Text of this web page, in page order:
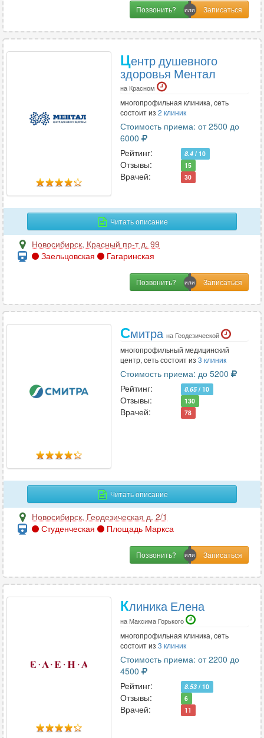
Позвонить?
Центр душевного
здоровья Ментал
на Красном
многопрофильная клиника, сеть
состоит из 2 клиник
Стоимость приема: от 2500 до
6000
Рейтинг:
8.4 / 10
Отзывы: 15
Врачей: 30
Читать описание
Новосибирск, Красный пр-т д. 99
Заельцовская
Гагаринская
Позвонить?
Смитра на Геодезической
многопрофильный медицинский
центр, сеть состоит из 3 клиник
Стоимость приема: до 5200
Рейтинг:
8.65/ 10
Отзывы: 130
Врачей: 78
Читать описание
Новосибирск, Геодезическая д. 2/1
Студенческая
Площадь Маркса
Позвонить?
Клиника Елена
на Максима Горького
многопрофильная клиника, сеть
состоит из 3 клиник
Стоимость приема: от 2200 до
4500
Рейтинг:
8.53 / 10
Отзывы: 6
Врачей: 11